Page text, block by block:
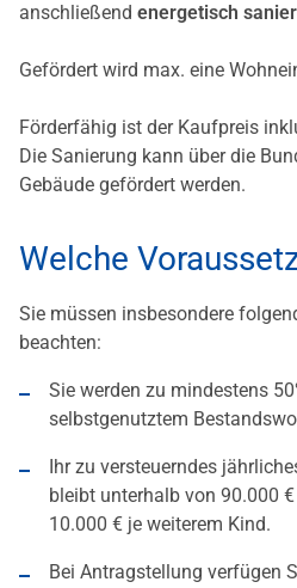
anschließend energetisch
Gefördert wird max. eine
Förderfähig ist der Kaufpreis
Die Sanierung kann über die
Gebäude gefördert werden.
Welche
Sie müssen insbesondere
beachten:
Sie werden zu mindestens
selbstgenutztem
Ihr zu versteuerndes
bleibt unterhalb von 90.000
10.000 € je weiterem Kind.
Bei Antragstellung verfügen